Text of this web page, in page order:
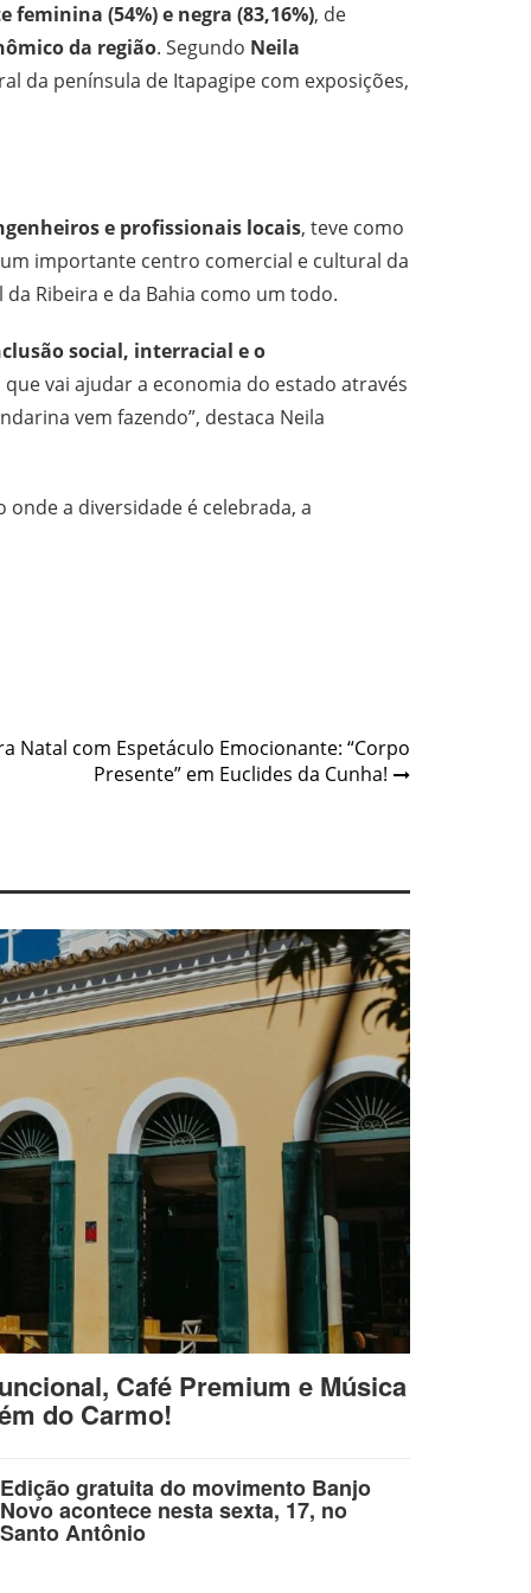
(54%) e negra (83,16%), de
da região. Segundo Neila
da península de Itapagipe com exposições,
e profissionais locais, teve como
importante centro comercial e cultural da
Ribeira e da Bahia como um todo.
social, interracial e o
vai ajudar a economia do estado através
vem fazendo”, destaca Neila
onde a diversidade é celebrada, a
Natal com Espetáculo Emocionante: “Corpo
Presente” em Euclides da Cunha!
Café Premium e Música
do Carmo!
Edição gratuita do movimento Banjo
Novo acontece nesta sexta, 17, no
Santo Antônio